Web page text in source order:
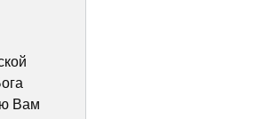
Вам